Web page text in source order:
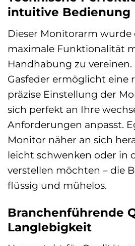
intuitive Bedienung
Dieser Monitorarm
maximale Funktionalität
Handhabung zu
Gasfeder ermöglicht eine
präzise Einstellung der
sich perfekt an Ihre
Anforderungen anpasst.
Monitor näher an sich
leicht schwenken oder in
verstellen möchten – die
flüssig und mühelos.
Branchenführende
Langlebigkeit